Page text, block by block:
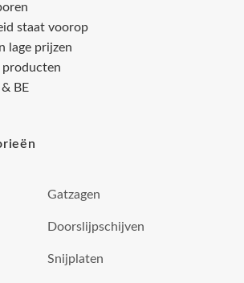
staat voorop
lage prijzen
BE
Gatzagen
Doorslijpschijven
Snijplaten